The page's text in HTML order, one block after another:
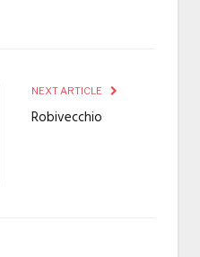
NEXT ARTICLE
Robivecchio